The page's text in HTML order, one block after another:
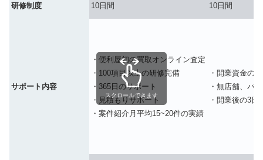
研修制度 10日間 10日間
サポート内容
・便利屋初の買取オンライン査定
・100項目以上の研修完備
・365日のサポート
・見積もりサポート
・案件紹介月平均15~20件の実績
・開業資金の
・無店舗、バ
・開業後の3
スクロールできます